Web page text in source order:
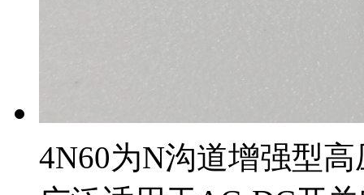
4N60为N沟道增强型